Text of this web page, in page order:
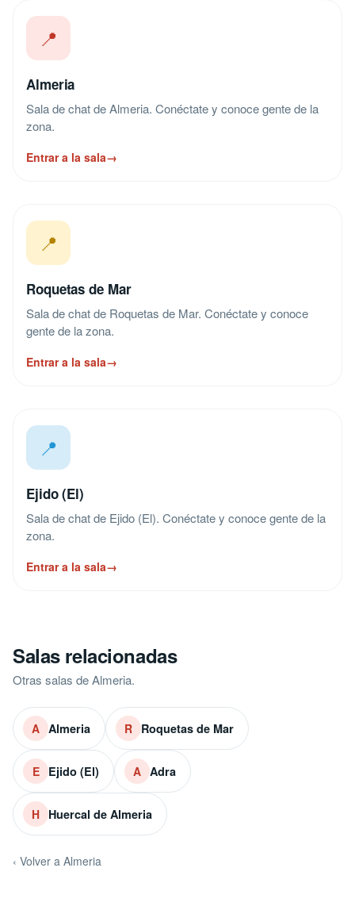
📍
Almeria
Sala de chat de Almeria. Conéctate y conoce gente de la
zona.
Entrar a la sala→
📍
Roquetas de Mar
Sala de chat de Roquetas de Mar. Conéctate y conoce
gente de la zona.
Entrar a la sala→
📍
Ejido (El)
Sala de chat de Ejido (El). Conéctate y conoce gente de la
zona.
Entrar a la sala→
Salas relacionadas
Otras salas de Almeria.
A Almeria R Roquetas de Mar
E Ejido (El) A Adra
H Huercal de Almeria
‹ Volver a Almeria